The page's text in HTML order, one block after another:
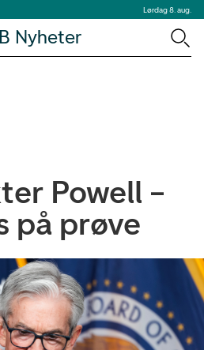
Lørdag 8. aug.
Nyheter
Powell –
på prøve